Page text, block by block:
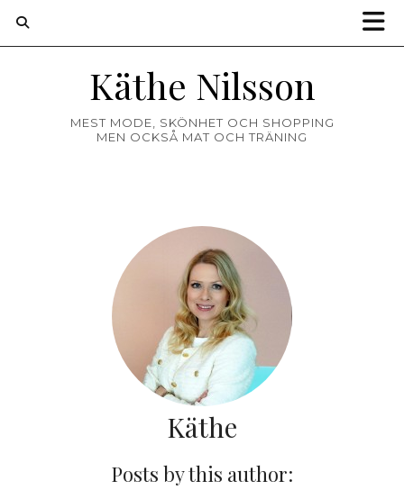
Käthe Nilsson
MEST MODE, SKÖNHET OCH SHOPPING
MEN OCKSÅ MAT OCH TRÄNING
Käthe
Posts by this author: